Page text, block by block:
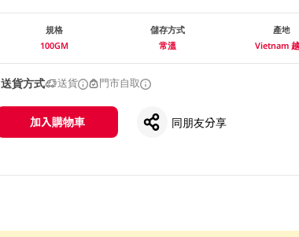
規格
100GM
儲存方式
常溫
產地
Vietnam
送貨方式 送貨 門市自取
加入購物車 同朋友分享